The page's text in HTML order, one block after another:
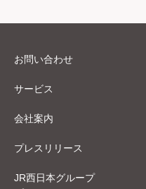
お問い合わせ
サービス
会社案内
プレスリリース
JR西日本グループ